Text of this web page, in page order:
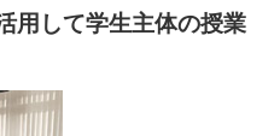
用して学生主体の授業